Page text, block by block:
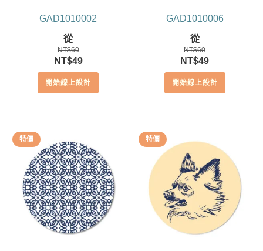
GAD1010002
從
NT$60
原
始
價
NT$49目
前
價
開始線上設計
GAD1010006
從
NT$60
原
始
價
NT$49目
前
價
開始線上設計
特價 特價